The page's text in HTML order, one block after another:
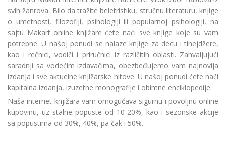
svih žanrova. Bilo da tražite beletristiku, stručnu literaturu, knjige
o umetnosti, filozofiji, psihologiji ili popularnoj psihologiji, na
sajtu Makart online knjižare ćete naći sve knjige koje su vam
potrebne. U našoj ponudi se nalaze knjige za decu i tinejdžere,
kao i rečnici, vodiči i priručnici iz različitih oblasti. Zahvaljujući
saradnji sa vodećim izdavačima, obezbeđujemo vam najnovija
izdanja i sve aktuelne knjižarske hitove. U našoj ponudi ćete naći
kapitalna izdanja, izuzetne monografije i obimne enciklopedije.
Naša internet knjižara vam omogućava sigurnu i povoljnu online
kupovinu, uz stalne popuste od 10-20%, kao i sezonske akcije
sa popustima od 30%, 40%, pa čak i 50%.